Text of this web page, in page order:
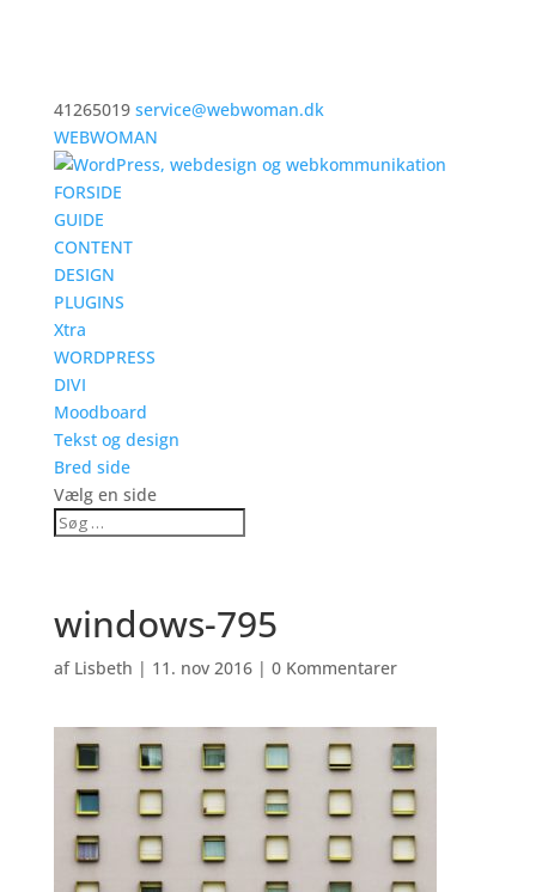
41265019 service@webwoman.dk
WEBWOMAN
FORSIDE
GUIDE
CONTENT
DESIGN
PLUGINS
Xtra
WORDPRESS
DIVI
Moodboard
Tekst og design
Bred side
Vælg en side
windows-795
af Lisbeth | 11. nov 2016| 0 Kommentarer